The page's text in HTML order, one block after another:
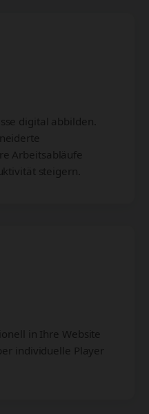
digital abbilden.
Arbeitsabläufe
steigern.
in Ihre Website
individuelle Player